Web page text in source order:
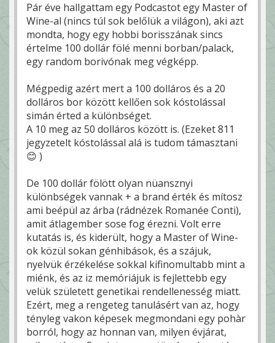
Pár éve hallgattam egy Podcastot egy Master of
Wine-al (nincs túl sok belőlük a világon), aki azt
mondta, hogy egy hobbi borisszának sincs
értelme 100 dollár fölé menni borban/palack,
egy random borivónak meg végképp.
Mégpedig azért mert a 100 dolláros és a 20
dolláros bor között kellően sok kóstolással
simán érted a különbséget.
A 10 meg az 50 dolláros között is. (Ezeket 811
jegyzetelt kóstolással alá is tudom támasztani
😊 )
De 100 dollár fölött olyan nüansznyi
különbségek vannak + a brand érték és mítosz
ami beépül az árba (rádnézek Romanée Conti),
amit átlagember sose fog érezni. Volt erre
kutatás is, és kiderült, hogy a Master of Wine-
ok közül sokan génhibások, és a szájuk,
nyelvük érzékelése sokkal kifinomultabb mint a
miénk, és az iz memóriájuk is fejlettebb egy
velük született genetikai rendellenesség miatt.
Ezért, meg a rengeteg tanulásért van az, hogy
tényleg vakon képesek megmondani egy pohàr
borról, hogy az honnan van, milyen évjárat,